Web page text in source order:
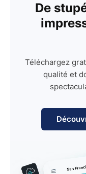
De
Téléchargez
qualité et